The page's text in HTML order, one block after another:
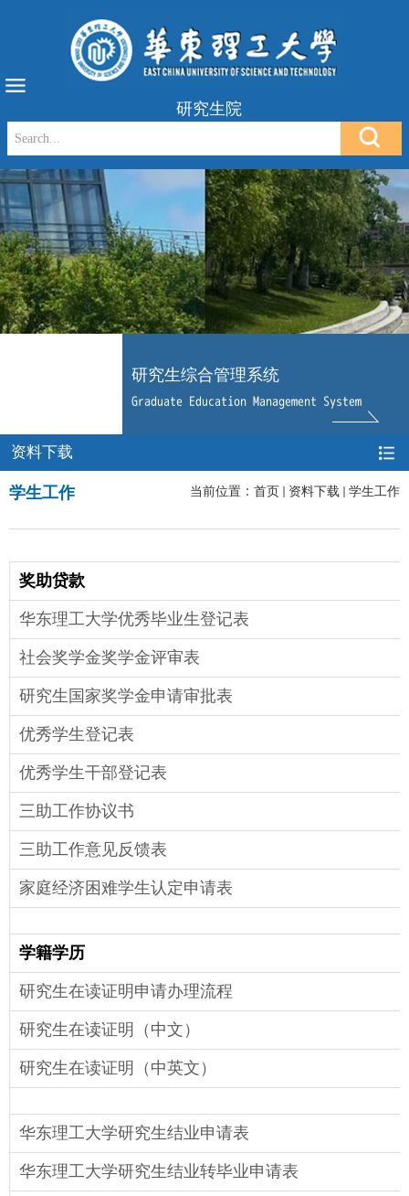
研究生院
研究生综合管理系统
Graduate Education Management System
资料下载
当前位置： 首页 资料下载 学生工作
学生工作
奖助贷款
华东理工大学优秀毕业生登记表
社会奖学金奖学金评审表
研究生国家奖学金申请审批表
优秀学生登记表
优秀学生干部登记表
三助工作协议书
三助工作意见反馈表
家庭经济困难学生认定申请表
学籍学历
研究生在读证明申请办理流程
研究生在读证明（中文）
研究生在读证明（中英文）
华东理工大学研究生结业申请表
华东理工大学研究生结业转毕业申请表